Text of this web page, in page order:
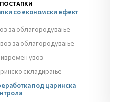
со економски ефект
за облагородување
за облагородување
увоз
складирање
под царинска